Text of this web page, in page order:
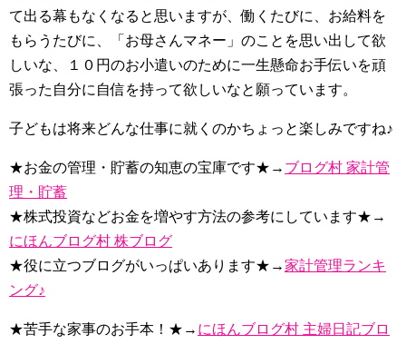
て出る幕もなくなると思いますが、働くたびに、お給料を
もらうたびに、「お母さんマネー」のことを思い出して欲
しいな、１０円のお小遣いのために一生懸命お手伝いを頑
張った自分に自信を持って欲しいなと願っています。
子どもは将来どんな仕事に就くのかちょっと楽しみですね♪
★お金の管理・貯蓄の知恵の宝庫です★→ ブログ村 家計管
理・貯蓄
★株式投資などお金を増やす方法の参考にしています★→
にほんブログ村 株ブログ
★役に立つブログがいっぱいあります★→家計管理ランキ
ング♪
★苦手な家事のお手本！★→ にほんブログ村 主婦日記ブロ